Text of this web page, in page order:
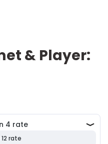
& Player: